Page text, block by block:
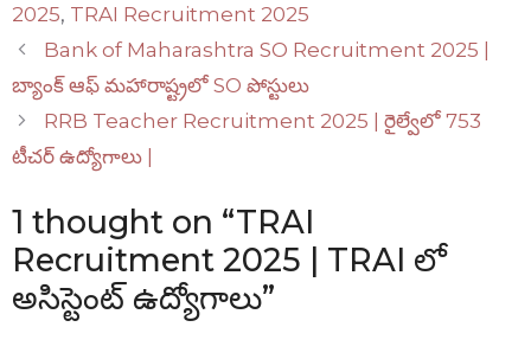
2025, TRAI Recruitment 2025
Bank of Maharashtra SO Recruitment 2025 |
బ్యాంక్ ఆఫ్ మహారాష్ట్రలో SO పోస్టులు
RRB Teacher Recruitment 2025 | రైల్వేలో 753
టీచర్ ఉద్యోగాలు |
1 thought on “TRAI
Recruitment 2025 | TRAI లో
అసిస్టెంట్ ఉద్యోగాలు”